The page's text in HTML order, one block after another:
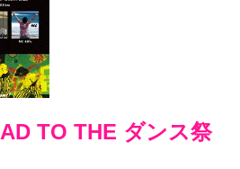
AD TO THE ダンス祭